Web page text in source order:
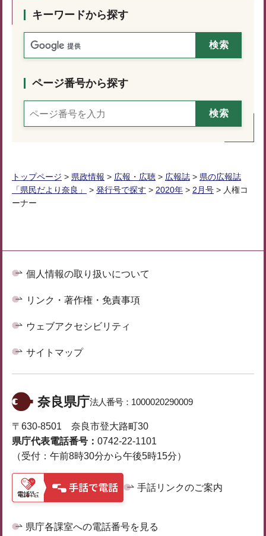
キーワードから探す
ページ番号から探す
トップページ > 県政情報 > 広報・広聴 > 広報誌 > 県の広報誌
「県民だより奈良」
> 発行号で探す > 2020年 > 2月号 > 人権コ
ーナー
個人情報の取り扱いについて
リンク・著作権・免責事項
ウェブアクセシビリティ
サイトマップ
奈良県庁法人番号： 1000020290009
〒630-8501 奈良市登大路町30
県庁代表電話番号： 0742-22-1101
（受付：午前8時30分から午後5時15分）
手話リンクのご案内
県庁各課室への電話番号を見る